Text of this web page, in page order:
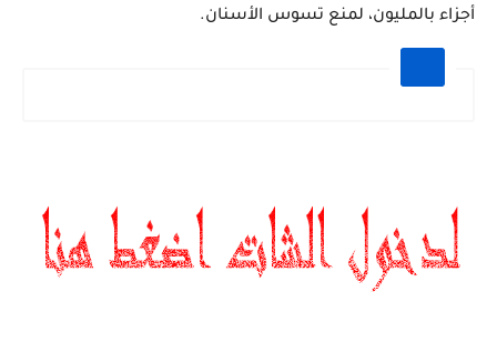
أجزاء بالمليون، لمنع تسوس الأسنان.